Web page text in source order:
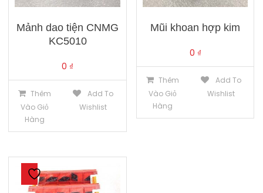
Mảnh dao tiện CNMG
KC5010
0 ₫
Thêm
Vào Giỏ
Hàng
Add To
Wishlist
Mũi khoan hợp kim
0 ₫
Thêm
Vào Giỏ
Hàng
Add To
Wishlist